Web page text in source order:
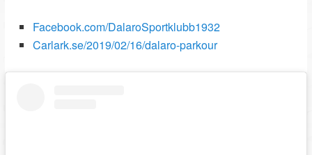
Facebook.com/DalaroSportklubb1932
Carlark.se/2019/02/16/dalaro-parkour